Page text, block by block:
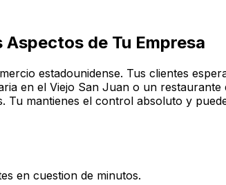
Aspectos de Tu Empresa
estadounidense. Tus clientes
en el Viejo San Juan o un
mantienes el control absoluto y
en cuestion de minutos.